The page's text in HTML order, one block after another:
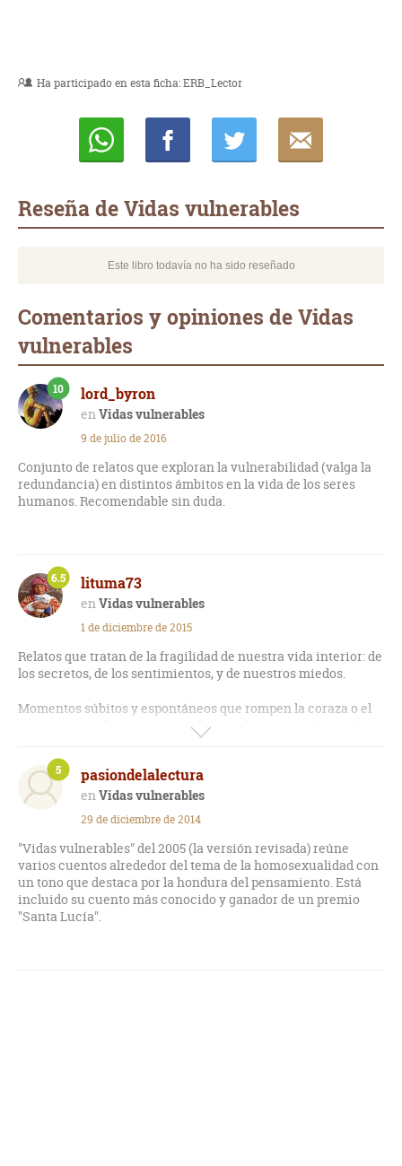
Ha participado en esta ficha:ERB_Lector
Reseña de Vidas vulnerables
Este libro todavía no ha sido reseñado
Comentarios y opiniones de Vidas
vulnerables
lord_byron
Vidas vulnerables
10
9 de julio de 2016
Conjunto de relatos que exploran la vulnerabilidad (valga la
redundancia) en distintos ámbitos en la vida de los seres
humanos. Recomendable sin duda.
lituma73
Vidas vulnerables
6.5
1 de diciembre de 2015
Relatos que tratan de la fragilidad de nuestra vida interior: de
los secretos, de los sentimientos, y de nuestros miedos.
Momentos súbitos y espontáneos que rompen la coraza o el
armazón; y en los que nos quedamos plenamente desnudos,
débiles e inseguros, ante los grandes acontecimientos.
Están bastante bien escritos y elaborados. Os los recomiendo.
pasiondelalectura
Vidas vulnerables
5
29 de diciembre de 2014
"Vidas vulnerables" del 2005 (la versión revisada) reúne
varios cuentos alrededor del tema de la homosexualidad con
un tono que destaca por la hondura del pensamiento. Está
incluido su cuento más conocido y ganador de un premio
"Santa Lucía".